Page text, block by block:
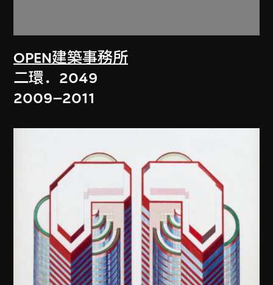
OPEN建築事務所
二環．2049
2009–2011